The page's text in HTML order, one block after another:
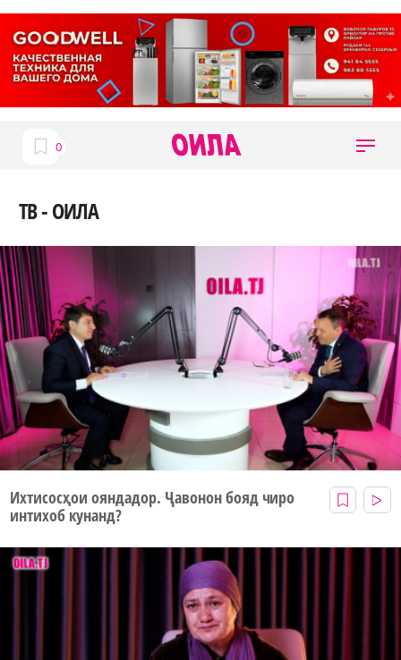
ТВ - ОИЛА
Ихтисосҳои ояндадор. Ҷавонон бояд чиро
интихоб кунанд?